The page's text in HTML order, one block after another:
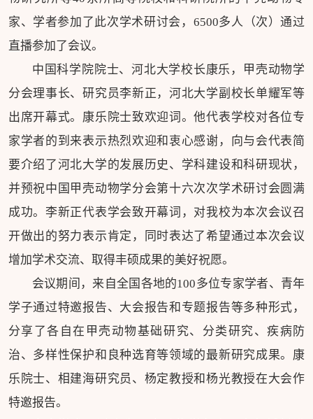
家、学者参加了此次学术研讨会，6500多人（次）通过
直播参加了会议。
中国科学院院士、河北大学校长康乐，甲壳动物学
分会理事长、研究员李新正，河北大学副校长单耀军等
出席开幕式。康乐院士致欢迎词。他代表学校对各位专
家学者的到来表示热烈欢迎和衷心感谢，向与会代表简
要介绍了河北大学的发展历史、学科建设和科研现状，
并预祝中国甲壳动物学分会第十六次次学术研讨会圆满
成功。李新正代表学会致开幕词，对我校为本次会议召
开做出的努力表示肯定，同时表达了希望通过本次会议
增加学术交流、取得丰硕成果的美好祝愿。
会议期间，来自全国各地的100多位专家学者、青年
学子通过特邀报告、大会报告和专题报告等多种形式，
分享了各自在甲壳动物基础研究、分类研究、疾病防
治、多样性保护和良种选育等领域的最新研究成果。康
乐院士、相建海研究员、杨定教授和杨光教授在大会作
特邀报告。